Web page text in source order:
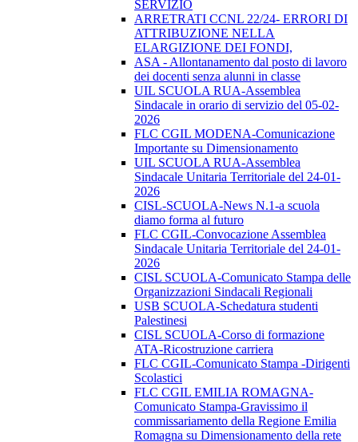
SERVIZIO
ARRETRATI CCNL 22/24- ERRORI DI
ATTRIBUZIONE NELLA
ELARGIZIONE DEI FONDI,
ASA - Allontanamento dal posto di lavoro
dei docenti senza alunni in classe
UIL SCUOLA RUA-Assemblea
Sindacale in orario di servizio del 05-02-
2026
FLC CGIL MODENA-Comunicazione
Importante su Dimensionamento
UIL SCUOLA RUA-Assemblea
Sindacale Unitaria Territoriale del 24-01-
2026
CISL-SCUOLA-News N.1-a scuola
diamo forma al futuro
FLC CGIL-Convocazione Assemblea
Sindacale Unitaria Territoriale del 24-01-
2026
CISL SCUOLA-Comunicato Stampa delle
Organizzazioni Sindacali Regionali
USB SCUOLA-Schedatura studenti
Palestinesi
CISL SCUOLA-Corso di formazione
ATA-Ricostruzione carriera
FLC CGIL-Comunicato Stampa -Dirigenti
Scolastici
FLC CGIL EMILIA ROMAGNA-
Comunicato Stampa-Gravissimo il
commissariamento della Regione Emilia
Romagna su Dimensionamento della rete